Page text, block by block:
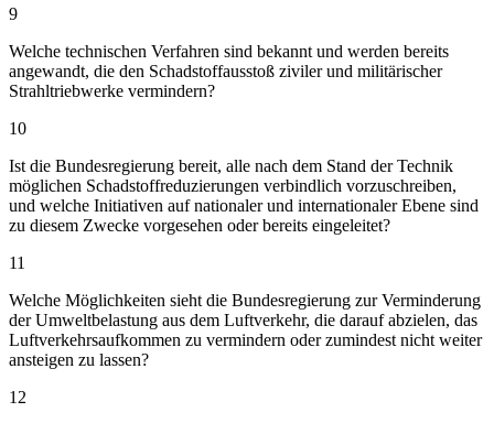
9
Welche technischen Verfahren sind bekannt und werden bereits
angewandt, die den Schadstoffausstoß ziviler und militärischer
Strahltriebwerke vermindern?
10
Ist die Bundesregierung bereit, alle nach dem Stand der Technik
möglichen Schadstoffreduzierungen verbindlich vorzuschreiben,
und welche Initiativen auf nationaler und internationaler Ebene sind
zu diesem Zwecke vorgesehen oder bereits eingeleitet?
11
Welche Möglichkeiten sieht die Bundesregierung zur Verminderung
der Umweltbelastung aus dem Luftverkehr, die darauf abzielen, das
Luftverkehrsaufkommen zu vermindern oder zumindest nicht weiter
ansteigen zu lassen?
12